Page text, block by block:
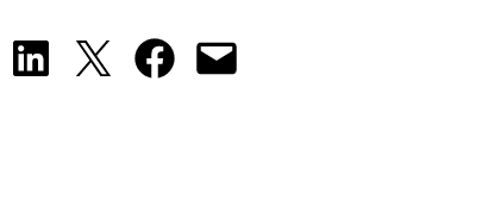
Share on LinkedIn
Share on X Share on Facebook
Email this Page